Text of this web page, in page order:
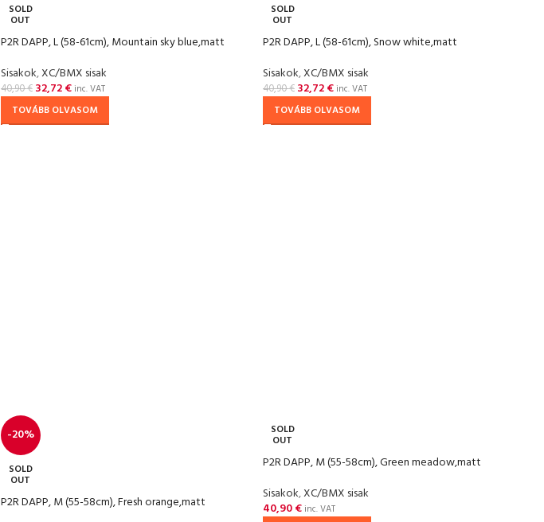
SOLD
OUT
P2R DAPP, L (58-61cm), Mountain sky blue,matt
Sisakok,XC/BMX sisak
40,90€ 32,72€inc. VAT
TOVÁBB OLVASOM
SOLD
OUT
P2R DAPP, L (58-61cm), Snow white,matt
Sisakok,XC/BMX sisak
40,90€ 32,72€inc. VAT
TOVÁBB OLVASOM
-20%
SOLD
OUT
P2R DAPP, M (55-58cm), Fresh orange,matt
SOLD
OUT
P2R DAPP, M (55-58cm), Green meadow,matt
Sisakok,XC/BMX sisak
40,90€inc. VAT